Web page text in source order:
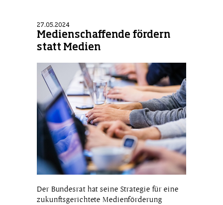
27.05.2024
Medienschaffende fördern
statt Medien
Der Bundesrat hat seine Strategie für eine
zukunftsgerichtete Medienförderung